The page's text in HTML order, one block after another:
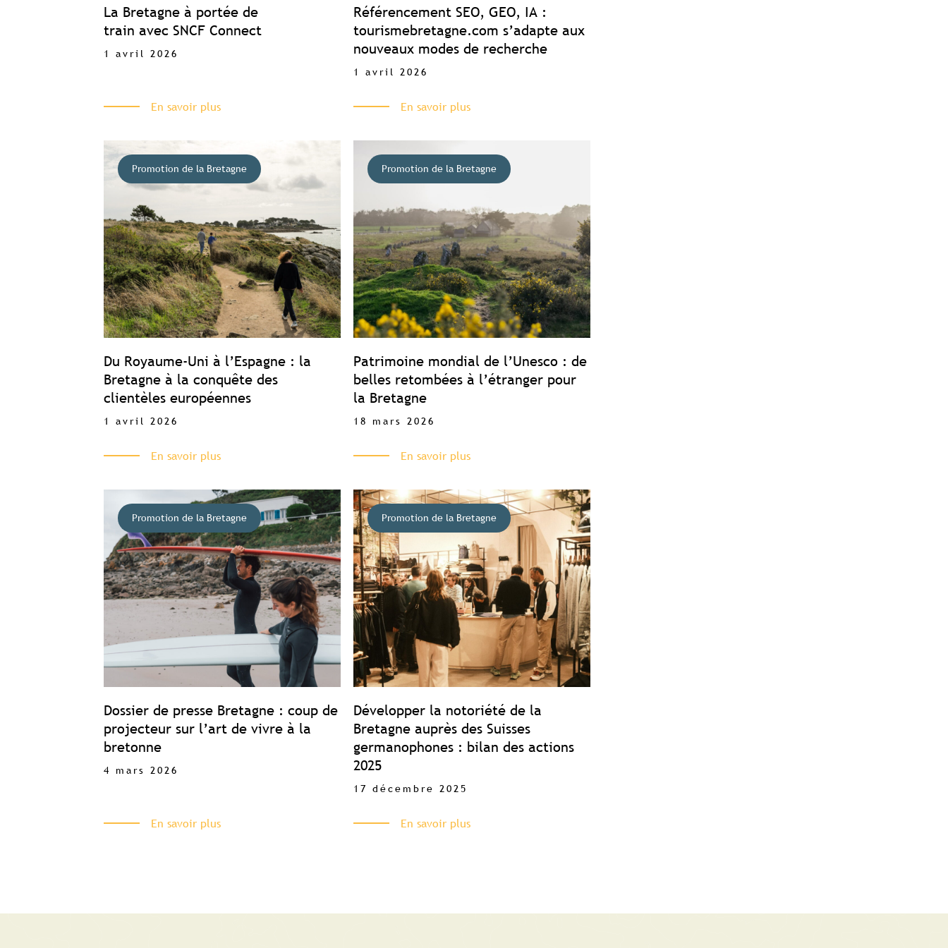
La Bretagne à portée de
train avec SNCF Connect
1 avril 2026
En savoir plus
Référencement SEO, GEO, IA :
tourismebretagne.com s’adapte aux
nouveaux modes de recherche
1 avril 2026
En savoir plus
Promotion de la Bretagne
Du Royaume-Uni à l’Espagne : la
Bretagne à la conquête des
clientèles européennes
1 avril 2026
En savoir plus
Promotion de la Bretagne
Patrimoine mondial de l’Unesco : de
belles retombées à l’étranger pour
la Bretagne
18 mars 2026
En savoir plus
Promotion de la Bretagne
Dossier de presse Bretagne : coup de
projecteur sur l’art de vivre à la
bretonne
4 mars 2026
En savoir plus
Promotion de la Bretagne
Développer la notoriété de la
Bretagne auprès des Suisses
germanophones : bilan des actions
2025
17 décembre 2025
En savoir plus